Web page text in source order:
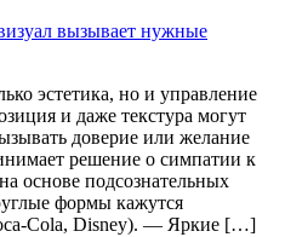
вызывает нужные
эстетика, но и управление
и даже текстура могут
доверие или желание
решение о симпатии к
основе подсознательных
формы кажутся
Cola, Disney). — Яркие […]